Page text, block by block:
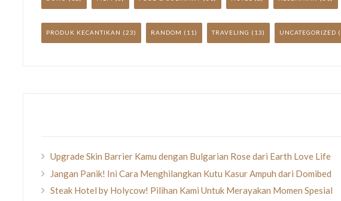
PRODUK KECANTIKAN (23) RANDOM (11) TRAVELING (13) UNCATEGORIZED
Upgrade Skin Barrier Kamu dengan Bulgarian Rose dari Earth Love Life
Jangan Panik! Ini Cara Menghilangkan Kutu Kasur Ampuh dari Domibed
Steak Hotel by Holycow! Pilihan Kami Untuk Merayakan Momen Spesial